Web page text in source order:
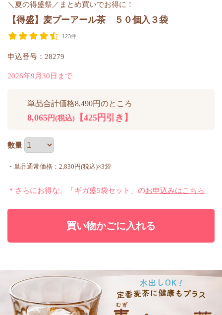
＼夏の得盛祭／まとめ買いでお得に！
【得盛】麦プーアール茶 ５０個入３袋
123件
申込番号：28279
2026年9月30日まで
単品合計価格8,490円のところ
8,065円(税込) 【425円引き】
数量
・単品通常価格：2,830円(税込)×3袋
＊さらにお得な、「ギガ盛5袋セット」のお申込みはこちら
買い物かごに入れる